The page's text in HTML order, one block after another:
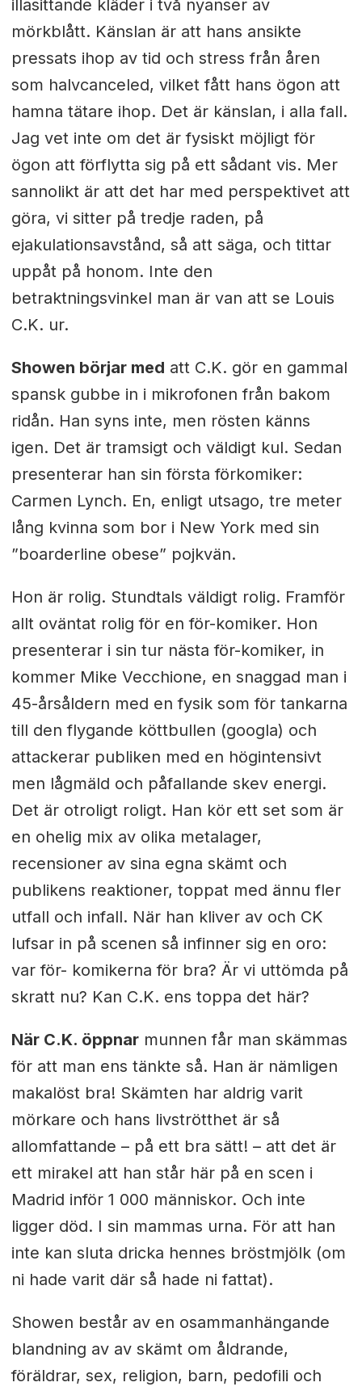
illasittande kläder i två nyanser av
mörkblått. Känslan är att hans ansikte
pressats ihop av tid och stress från åren
som halvcanceled, vilket fått hans ögon att
hamna tätare ihop. Det är känslan, i alla fall.
Jag vet inte om det är fysiskt möjligt för
ögon att förflytta sig på ett sådant vis. Mer
sannolikt är att det har med perspektivet att
göra, vi sitter på tredje raden, på
ejakulationsavstånd, så att säga, och tittar
uppåt på honom. Inte den
betraktningsvinkel man är van att se Louis
C.K. ur.
Showen börjar med att C.K. gör en gammal
spansk gubbe in i mikrofonen från bakom
ridån. Han syns inte, men rösten känns
igen. Det är tramsigt och väldigt kul. Sedan
presenterar han sin första förkomiker:
Carmen Lynch. En, enligt utsago, tre meter
lång kvinna som bor i New York med sin
”boarderline obese” pojkvän.
Hon är rolig. Stundtals väldigt rolig. Framför
allt oväntat rolig för en för-komiker. Hon
presenterar i sin tur nästa för-komiker, in
kommer Mike Vecchione, en snaggad man i
45-årsåldern med en fysik som för tankarna
till den flygande köttbullen (googla) och
attackerar publiken med en högintensivt
men lågmäld och påfallande skev energi.
Det är otroligt roligt. Han kör ett set som är
en ohelig mix av olika metalager,
recensioner av sina egna skämt och
publikens reaktioner, toppat med ännu fler
utfall och infall. När han kliver av och CK
lufsar in på scenen så infinner sig en oro:
var för- komikerna för bra? Är vi uttömda på
skratt nu? Kan C.K. ens toppa det här?
När C.K. öppnarmunnen får man skämmas
för att man ens tänkte så. Han är nämligen
makalöst bra! Skämten har aldrig varit
mörkare och hans livströtthet är så
allomfattande – på ett bra sätt! – att det är
ett mirakel att han står här på en scen i
Madrid inför 1 000 människor. Och inte
ligger död. I sin mammas urna. För att han
inte kan sluta dricka hennes bröstmjölk (om
ni hade varit där så hade ni fattat).
Showen består av en osammanhängande
blandning av av skämt om åldrande,
föräldrar, sex, religion, barn, pedofili och